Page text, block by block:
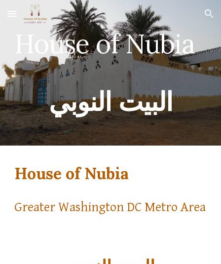
Skip to main content Skip to navigation
House of Nubia
البيت النوبي
House of Nubia
Greater Washington DC Metro Area